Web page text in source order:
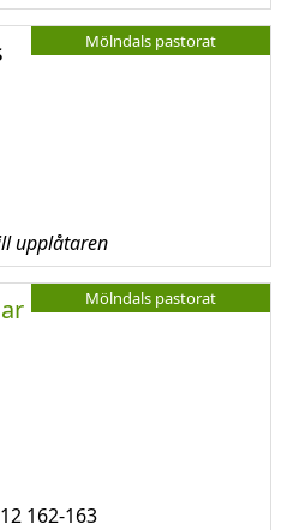
Mölndals pastorat
upplåtaren
Mölndals pastorat
162-163